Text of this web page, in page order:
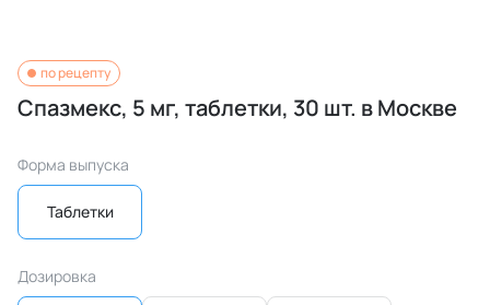
по рецепту
Спазмекс, 5 мг, таблетки, 30 шт. в Москве
Форма выпуска
Таблетки
Дозировка